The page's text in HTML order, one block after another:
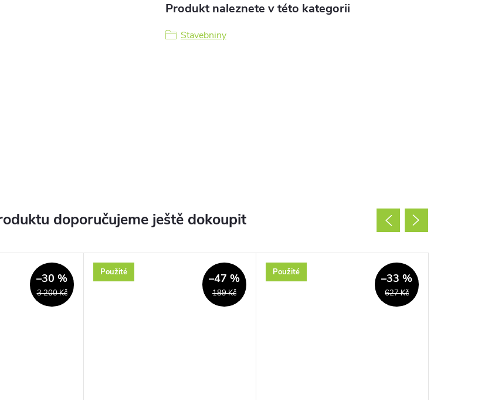
Produkt naleznete v této kategorii
Stavebniny
doporučujeme ještě dokoupit
3 200 Kč
–30 % Použité
189 Kč
–47 % Použité
627 Kč
–33 %